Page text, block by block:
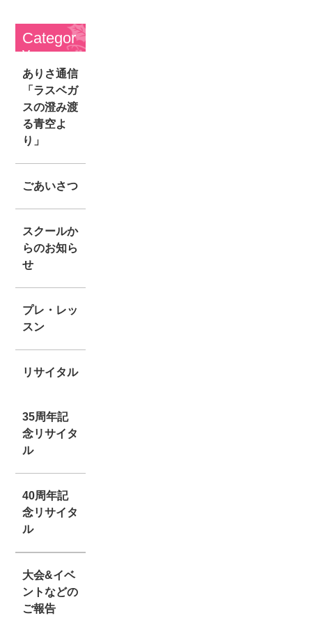
Categor
y
ありさ通信
「ラスベガ
スの澄み渡
る青空よ
り」
ごあいさつ
スクールか
らのお知ら
せ
プレ・レッ
スン
リサイタル
35周年記
念リサイタ
ル
40周年記
念リサイタ
ル
大会&イベ
ントなどの
ご報告